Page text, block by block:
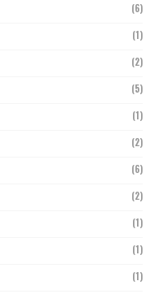
(6)
(1)
(2)
(5)
(1)
(2)
(6)
(2)
(1)
(1)
(1)